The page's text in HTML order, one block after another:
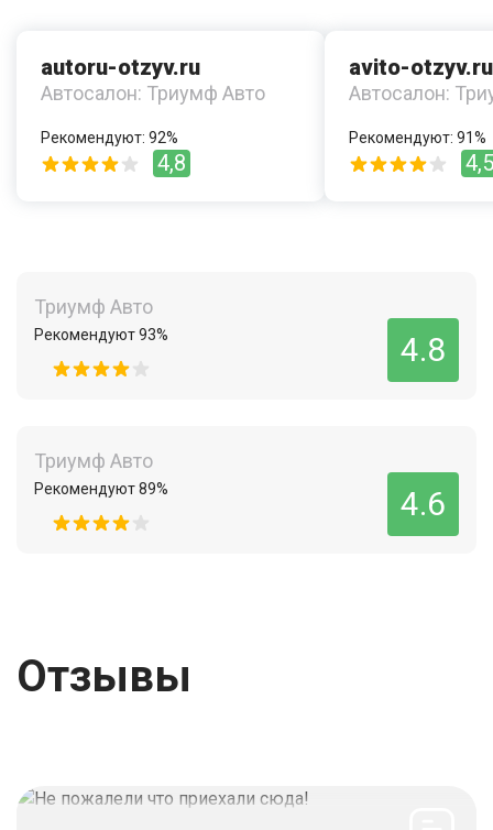
autoru-otzyv.ru
Автосалон: Триумф Авто
Рекомендуют: 92%
4,8
avito-otzyv.ru
Автосалон:
Рекомендуют: 91%
4,5
Триумф Авто
Рекомендуют 93% 4.8
Триумф Авто
Рекомендуют 89% 4.6
Отзывы